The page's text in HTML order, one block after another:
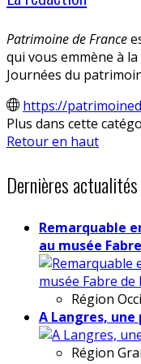
Patrimoine de France
qui vous emmène à
Journées du
https://
Plus dans cette
Retour en haut
Dernières actualités
Remarquable
au musée
Région
A Langres,
Région